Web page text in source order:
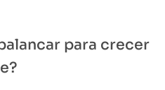
para crecer